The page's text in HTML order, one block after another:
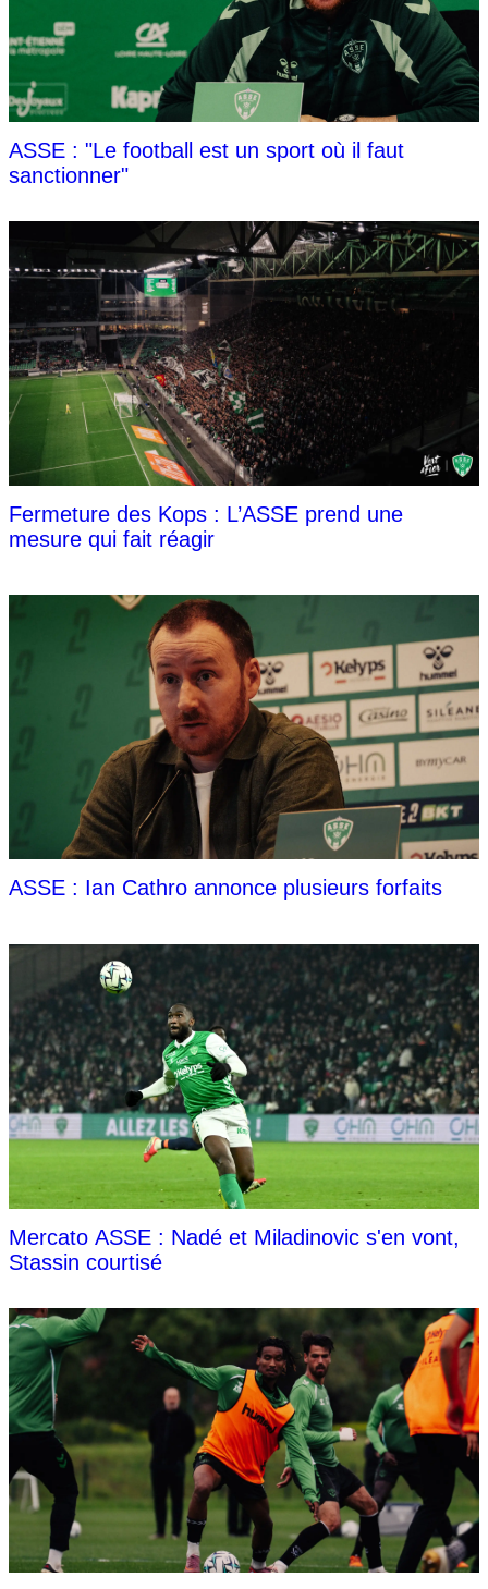
ASSE : "Le football est un sport où il faut
sanctionner"
Fermeture des Kops : L’ASSE prend une
mesure qui fait réagir
ASSE : Ian Cathro annonce plusieurs forfaits
Mercato ASSE : Nadé et Miladinovic s'en vont,
Stassin courtisé